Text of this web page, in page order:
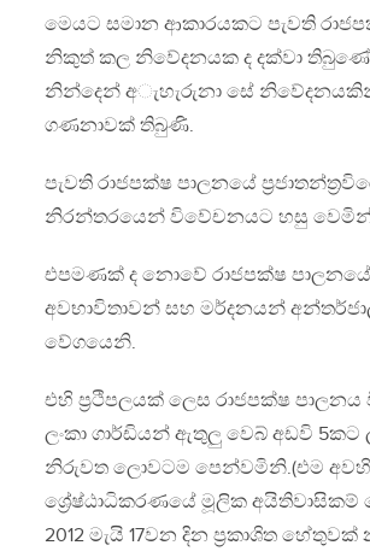
මෙයට සමාන ආකාරයකට පැවති
නිකුත් කල නිවේදනයක ද දක්වා තිබුණේ
නින්දෙන් අැහැරුනා සේ නිවේදනයකින්
ගණනාවක් තිබුණි.
පැවති රාජපක්ෂ පාලනයේ
නිරන්තරයෙන් විවේචනයට හසු
එපමණක් ද නොවේ රාජපක්ෂ
අවභාවිතාවන් සහ මර්දනයන්
වේගයෙනි.
එහි ප්‍රථිපලයක් ලෙස රාජපක්ෂ පාලනය
ලංකා ගාර්ඩියන් ඇතුලු වෙබ් අඩවි 5කට
නිරුවත ලොවටම පෙන්වමිනි.(එම
ශ්‍රේෂ්ඨාධිකරණයේ මූලික අයිතිවාසිකම්
2012 මැයි 17වන දින ප්‍රකාශිත හේතුවක්